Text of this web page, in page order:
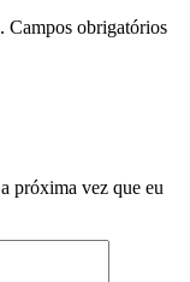
Campos obrigatórios
próxima vez que eu